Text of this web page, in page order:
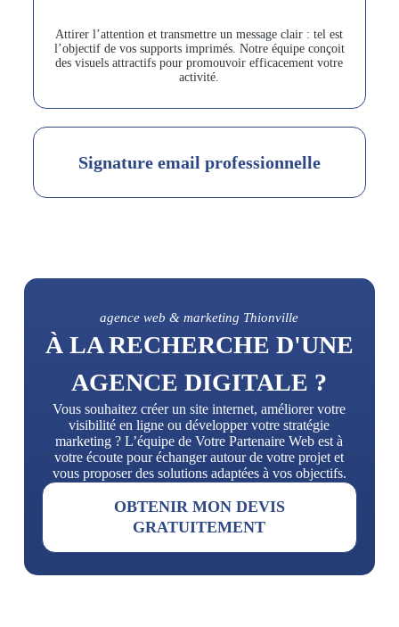
Attirer l’attention et transmettre un message clair : tel est
l’objectif de vos supports imprimés. Notre équipe conçoit
des visuels attractifs pour promouvoir efficacement votre
activité.
Signature email professionnelle
agence web & marketing Thionville
À LA RECHERCHE D'UNE
AGENCE DIGITALE ?
Vous souhaitez créer un site internet, améliorer votre
visibilité en ligne ou développer votre stratégie
marketing ? L’équipe de Votre Partenaire Web est à
votre écoute pour échanger autour de votre projet et
vous proposer des solutions adaptées à vos objectifs.
OBTENIR MON DEVIS
GRATUITEMENT